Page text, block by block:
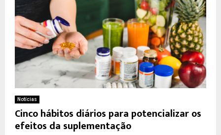
Notícias
Cinco hábitos diários para potencializar os
efeitos da suplementação